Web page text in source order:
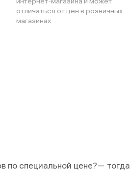
отличаться от цен в розничных
магазинах
по специальной цене?— тогда